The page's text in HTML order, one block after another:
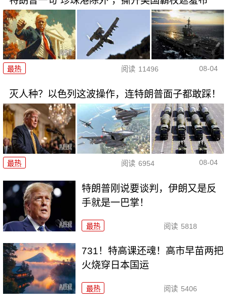
最热 阅读 11496 08-04
灭人种？以色列这波操作，连特朗普面子都敢踩！
最热 阅读 6954 08-04
特朗普刚说要谈判，伊朗又是反
手就是一巴掌！
最热 阅读 5818
731！特高课还魂！高市早苗两把
火烧穿日本国运
最热 阅读 5406